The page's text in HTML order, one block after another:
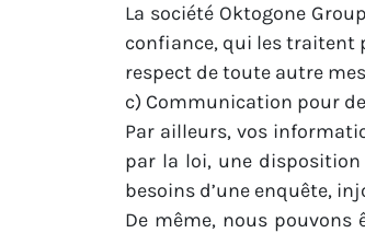
La société Oktogone
confiance, qui les traitent
respect de toute autre
c) Communication pour
Par ailleurs, vos
par la loi, une
besoins d’une enquête,
De même, nous pouvons